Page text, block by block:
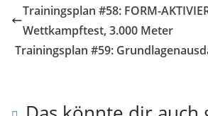
Trainingsplan #58: FORM-
Wettkampftest, 3.000 Meter
Trainingsplan #59: